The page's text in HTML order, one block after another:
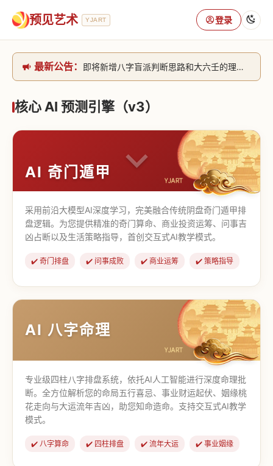
预见艺术 YJART 登录
最新公告：
即将新增八字盲派判断思路和大六壬的理气+取像判断思路。[内侧中，捐赠会员可用]2026/6/30
网站升级完成，升级全模块的算法，限时开放用户注册。2026/6/27
核心 AI 预测引擎（v3）
AI 奇门遁甲
采用前沿大模型AI深度学习，完美融合传统阴盘奇门遁甲排
盘逻辑。为您提供精准的奇门算命、商业投资运筹、问事吉
凶占断以及生活策略指导，首创交互式AI教学模式。
✔️ 奇门排盘 ✔️ 问事成败 ✔️ 商业运筹 ✔️ 策略指导
【道家奇门】 【传统奇门】
AI 八字命理
专业级四柱八字排盘系统，依托AI人工智能进行深度命理批
断。全方位解析您的命局五行喜忌、事业财运起伏、姻缘桃
花走向与大运流年吉凶，助您知命造命。支持交互式AI教学
模式。
✔️ 八字算命 ✔️ 四柱排盘 ✔️ 流年大运 ✔️ 事业姻缘